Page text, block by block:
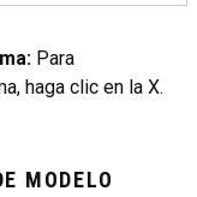
Para
haga clic en la X.
MODELO